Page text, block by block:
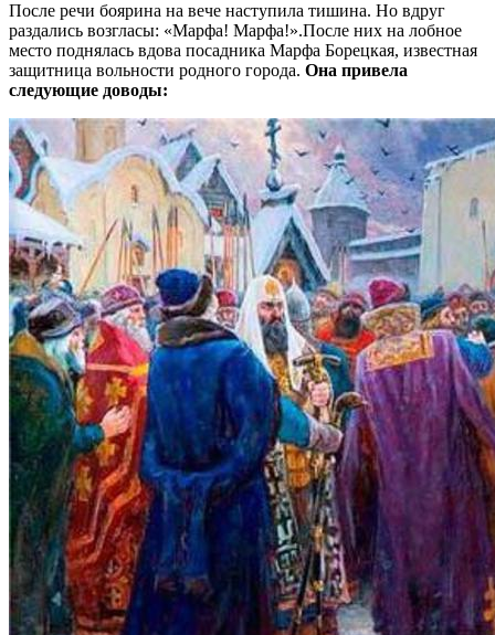
После речи боярина на вече наступила тишина. Но вдруг
раздались возгласы: «Марфа! Марфа!».После них на лобное
место поднялась вдова посадника Марфа Борецкая, известная
защитница вольности родного города. Она привела
следующие доводы: